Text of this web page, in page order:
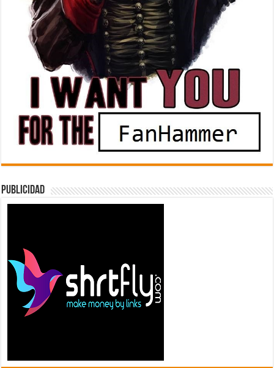
Publicidad